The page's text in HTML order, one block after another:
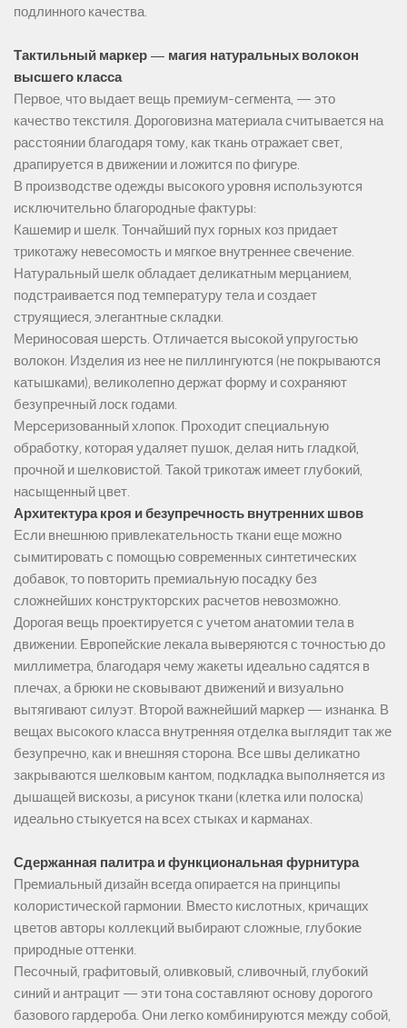
подлинного качества.
Тактильный маркер — магия натуральных волокон
высшего класса
Первое, что выдает вещь премиум-сегмента, — это
качество текстиля. Дороговизна материала считывается на
расстоянии благодаря тому, как ткань отражает свет,
драпируется в движении и ложится по фигуре.
В производстве одежды высокого уровня используются
исключительно благородные фактуры:
Кашемир и шелк. Тончайший пух горных коз придает
трикотажу невесомость и мягкое внутреннее свечение.
Натуральный шелк обладает деликатным мерцанием,
подстраивается под температуру тела и создает
струящиеся, элегантные складки.
Мериносовая шерсть. Отличается высокой упругостью
волокон. Изделия из нее не пиллингуются (не покрываются
катышками), великолепно держат форму и сохраняют
безупречный лоск годами.
Мерсеризованный хлопок. Проходит специальную
обработку, которая удаляет пушок, делая нить гладкой,
прочной и шелковистой. Такой трикотаж имеет глубокий,
насыщенный цвет.
Архитектура кроя и безупречность внутренних швов
Если внешнюю привлекательность ткани еще можно
сымитировать с помощью современных синтетических
добавок, то повторить премиальную посадку без
сложнейших конструкторских расчетов невозможно.
Дорогая вещь проектируется с учетом анатомии тела в
движении. Европейские лекала выверяются с точностью до
миллиметра, благодаря чему жакеты идеально садятся в
плечах, а брюки не сковывают движений и визуально
вытягивают силуэт. Второй важнейший маркер — изнанка. В
вещах высокого класса внутренняя отделка выглядит так же
безупречно, как и внешняя сторона. Все швы деликатно
закрываются шелковым кантом, подкладка выполняется из
дышащей вискозы, а рисунок ткани (клетка или полоска)
идеально стыкуется на всех стыках и карманах.
Сдержанная палитра и функциональная фурнитура
Премиальный дизайн всегда опирается на принципы
колористической гармонии. Вместо кислотных, кричащих
цветов авторы коллекций выбирают сложные, глубокие
природные оттенки.
Песочный, графитовый, оливковый, сливочный, глубокий
синий и антрацит — эти тона составляют основу дорогого
базового гардероба. Они легко комбинируются между собой,